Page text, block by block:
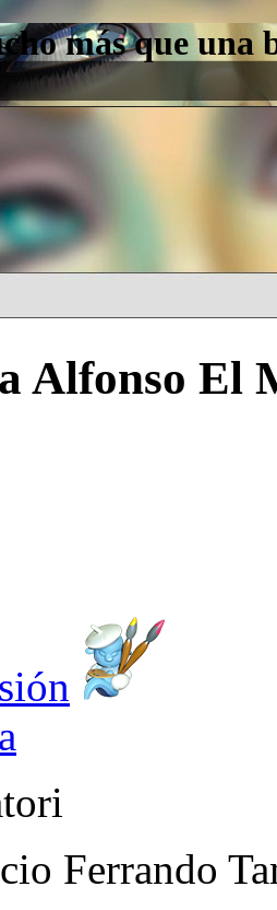
más que una
Alfonso El
Ferrando